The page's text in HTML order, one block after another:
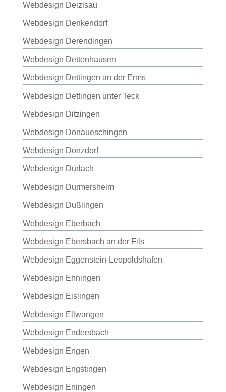
Webdesign Deizisau
Webdesign Denkendorf
Webdesign Derendingen
Webdesign Dettenhausen
Webdesign Dettingen an der Erms
Webdesign Dettingen unter Teck
Webdesign Ditzingen
Webdesign Donaueschingen
Webdesign Donzdorf
Webdesign Durlach
Webdesign Durmersheim
Webdesign Dußlingen
Webdesign Eberbach
Webdesign Ebersbach an der Fils
Webdesign Eggenstein-Leopoldshafen
Webdesign Ehningen
Webdesign Eislingen
Webdesign Ellwangen
Webdesign Endersbach
Webdesign Engen
Webdesign Engstingen
Webdesign Eningen